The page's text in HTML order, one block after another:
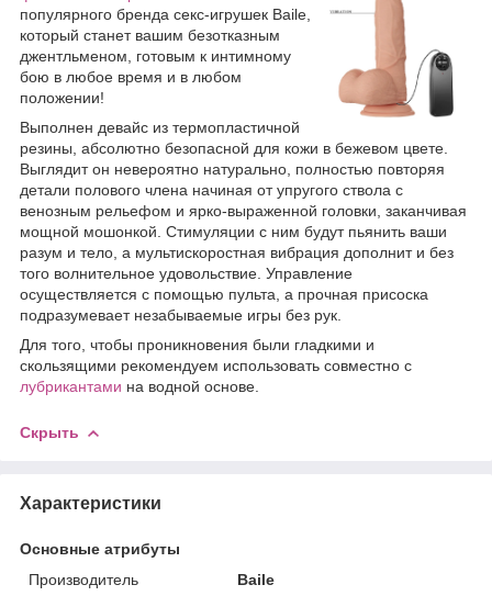
популярного бренда секс-игрушек Baile,
который станет вашим безотказным
джентльменом, готовым к интимному
бою в любое время и в любом
положении!
Выполнен девайс из термопластичной
резины, абсолютно безопасной для кожи в бежевом цвете.
Выглядит он невероятно натурально, полностью повторяя
детали полового члена начиная от упругого ствола с
венозным рельефом и ярко-выраженной головки, заканчивая
мощной мошонкой. Стимуляции с ним будут пьянить ваши
разум и тело, а мультискоростная вибрация дополнит и без
того волнительное удовольствие. Управление
осуществляется с помощью пульта, а прочная присоска
подразумевает незабываемые игры без рук.
Для того, чтобы проникновения были гладкими и
скользящими рекомендуем использовать совместно с
лубрикантами на водной основе.
Скрыть
Характеристики
Основные атрибуты
Производитель
Baile